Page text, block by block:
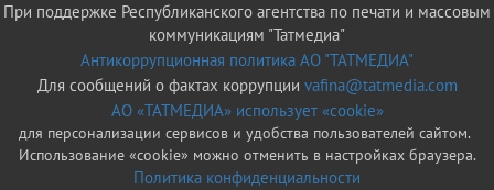
При поддержке Республиканского агентства по печати и массовым
коммуникациям "Татмедиа"
Антикоррупционная политика АО "ТАТМЕДИА"
Для сообщений о фактах коррупции vafina@tatmedia.com
АО «ТАТМЕДИА» использует «cookie»
для персонализации сервисов и удобства пользователей сайтом.
Использование «cookie» можно отменить в настройках браузера.
Политика конфиденциальности